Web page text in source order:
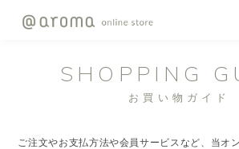
SHOPPING
お買い物ガイド
ご注文やお支払方法や会員サービスなど、当オ